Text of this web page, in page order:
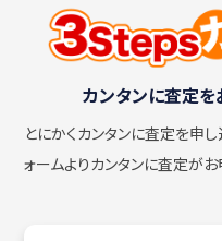
カンタンに査定を
とにかくカンタンに査定を申し
ォームよりカンタンに査定が